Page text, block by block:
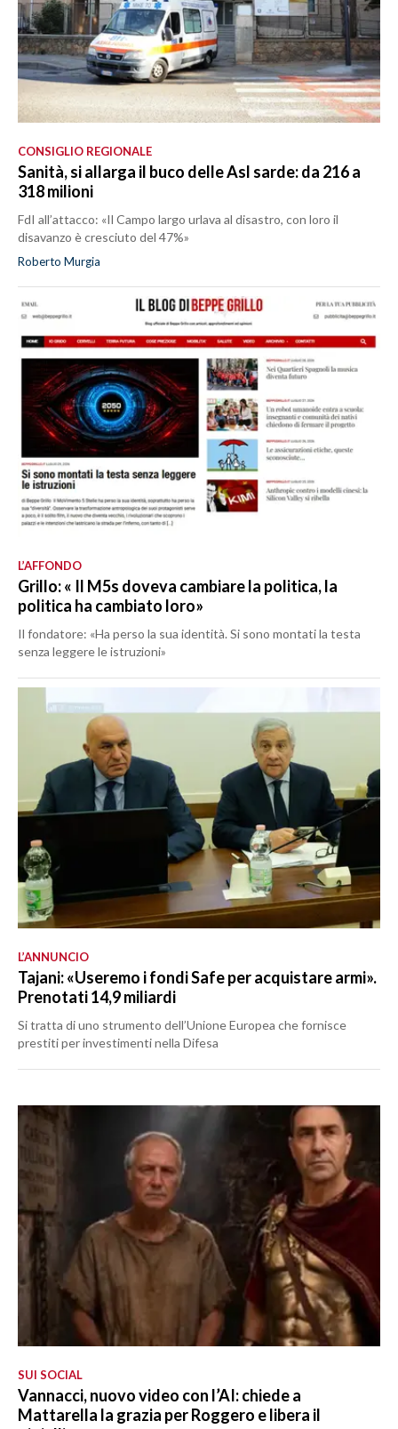
CONSIGLIO REGIONALE
Sanità, si allarga il buco delle Asl sarde: da 216 a
318 milioni
FdI all’attacco: «Il Campo largo urlava al disastro, con loro il
disavanzo è cresciuto del 47%»
Roberto Murgia
L’AFFONDO
Grillo: « Il M5s doveva cambiare la politica, la
politica ha cambiato loro»
Il fondatore: «Ha perso la sua identità. Si sono montati la testa
senza leggere le istruzioni»
L’ANNUNCIO
Tajani: «Useremo i fondi Safe per acquistare armi».
Prenotati 14,9 miliardi
Si tratta di uno strumento dell’Unione Europea che fornisce
prestiti per investimenti nella Difesa
SUI SOCIAL
Vannacci, nuovo video con l’AI: chiede a
Mattarella la grazia per Roggero e libera il